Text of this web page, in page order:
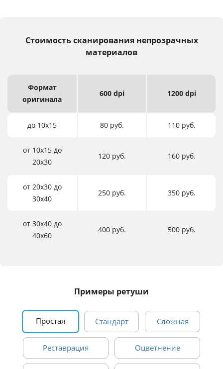
Стоимость сканирования непрозрачных
материалов
Формат
оригинала
600 dpi 1200 dpi
до 10х15 80 руб. 110 руб.
от 10х15 до
20х30
120 руб. 160 руб.
от 20х30 до
30х40
250 руб. 350 руб.
от 30х40 до
40х60
400 руб. 500 руб.
Примеры ретуши
Простая Стандарт Сложная
Реставрация Оцветнение